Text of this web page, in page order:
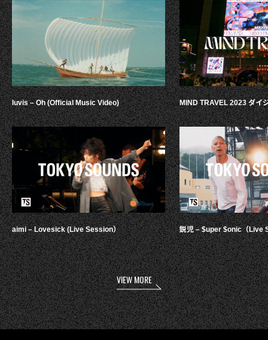
luvis – Oh (Official Music Video)
aimi – Lovesick (Live Session）
MIND TRAVEL 2023 ダイ
鋭児 – $uper $onic（Live
VIEW MORE